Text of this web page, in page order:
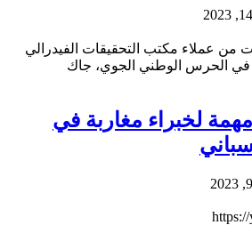
من عملاء مكتب التحقيقات الفيدرالي
في الحرس الوطني الجوي، جاك
لخبراء مغاربة في